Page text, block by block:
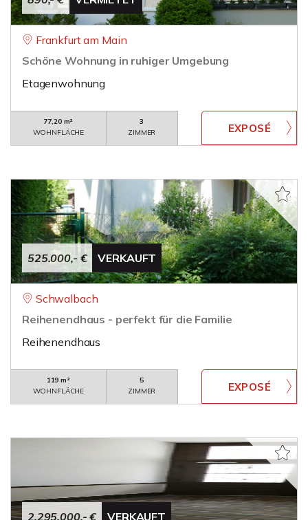
Frankfurt am Main
Schöne Wohnung in ruhiger Umgebung
Etagenwohnung
77,20 m²
WOHNFLÄCHE
3
ZIMMER
525.000,- € VERKAUFT
Schwalbach
Reihenendhaus - perfekt für die Familie
Reihenendhaus
119 m²
WOHNFLÄCHE
5
ZIMMER
2.295.000,- € VERKAUFT